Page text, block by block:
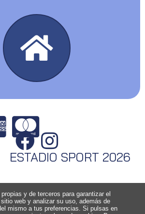
ESTADIO SPORT 2026
y de terceros para garantizar el
web y analizar su uso, además de
mismo a tus preferencias. Si pulsas en